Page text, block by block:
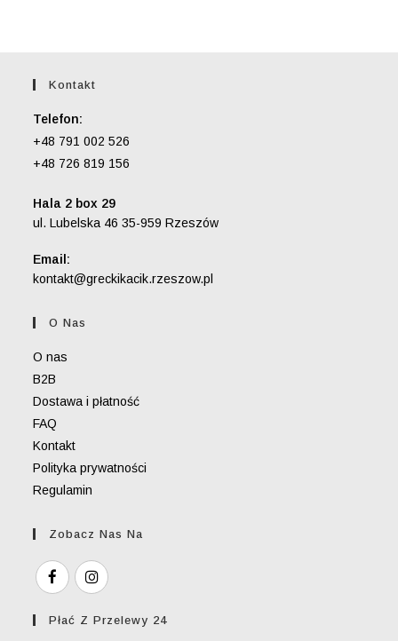
Kontakt
Telefon:
+48 791 002 526
+48 726 819 156
Hala 2 box 29
ul. Lubelska 46 35-959 Rzeszów
Email:
kontakt@greckikacik.rzeszow.pl
O Nas
O nas
B2B
Dostawa i płatność
FAQ
Kontakt
Polityka prywatności
Regulamin
Zobacz Nas Na
Płać Z Przelewy 24